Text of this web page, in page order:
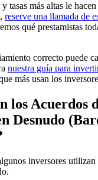
tasas más altas le
reserve una llamada de
qué prestamistas
correcto puede
nuestra guía para
más usan los
los Acuerdos
Desnudo
inversores utilizan